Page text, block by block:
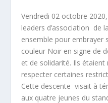
Vendredi 02 octobre
leaders d’association de
ensemble pour embrayer
couleur Noir en signe de
et de solidarité. Ils étaient
respecter certaines
Cette descente visait à
aux quatre jeunes du